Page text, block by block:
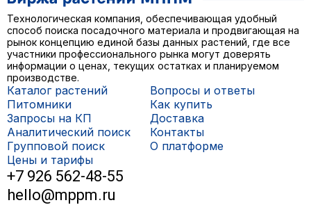
Технологическая компания, обеспечивающая удобный
способ поиска посадочного материала и продвигающая на
рынок концепцию единой базы данных растений, где все
участники профессионального рынка могут доверять
информации о ценах, текущих остатках и планируемом
производстве.
Каталог растений
Питомники
Запросы на КП
Аналитический поиск
Групповой поиск
Цены и тарифы
Вопросы и ответы
Как купить
Доставка
Контакты
О платформе
+7 926 562-48-55
hello@mppm.ru